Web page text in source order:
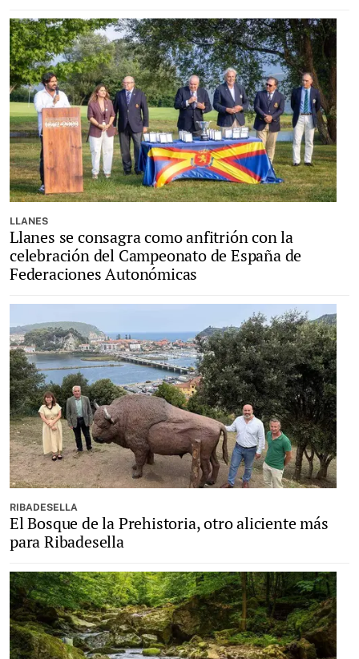
LLANES
Llanes se consagra como anfitrión con la
celebración del Campeonato de España de
Federaciones Autonómicas
RIBADESELLA
El Bosque de la Prehistoria, otro aliciente más
para Ribadesella